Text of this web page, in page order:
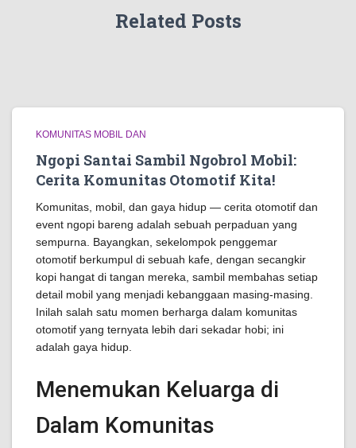
Related Posts
KOMUNITAS MOBIL DAN
Ngopi Santai Sambil Ngobrol Mobil:
Cerita Komunitas Otomotif Kita!
Komunitas, mobil, dan gaya hidup — cerita otomotif dan
event ngopi bareng adalah sebuah perpaduan yang
sempurna. Bayangkan, sekelompok penggemar
otomotif berkumpul di sebuah kafe, dengan secangkir
kopi hangat di tangan mereka, sambil membahas setiap
detail mobil yang menjadi kebanggaan masing-masing.
Inilah salah satu momen berharga dalam komunitas
otomotif yang ternyata lebih dari sekadar hobi; ini
adalah gaya hidup.
Menemukan Keluarga di
Dalam Komunitas